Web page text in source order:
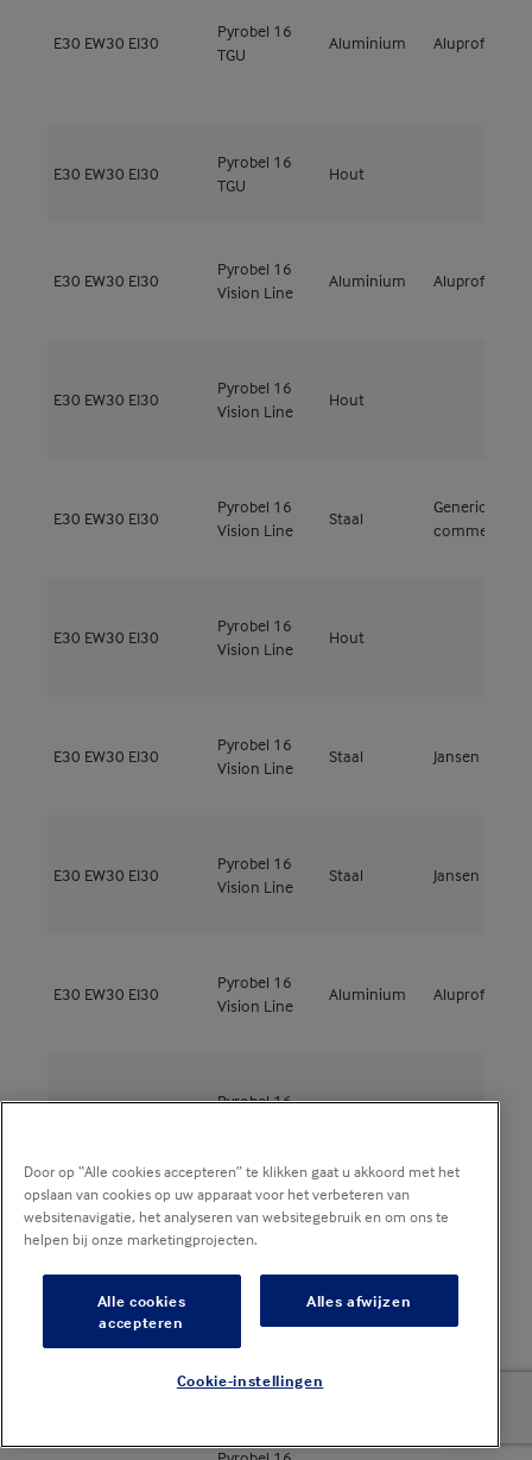
E30 EW30 EI30
Pyrobel 16
TGU
Aluminium Aluprof
E30 EW30 EI30
Pyrobel 16
TGU
Hout
E30 EW30 EI30
Pyrobel 16
Vision Line
Aluminium Aluprof
E30 EW30 EI30
Pyrobel 16
Vision Line
Hout
E30 EW30 EI30
Pyrobel 16
Vision Line
Staal
Generic-
commerce
E30 EW30 EI30
Pyrobel 16
Vision Line
Hout
E30 EW30 EI30
Pyrobel 16
Vision Line
Staal Jansen
E30 EW30 EI30
Pyrobel 16
Vision Line
Staal Jansen
E30 EW30 EI30
Pyrobel 16
Vision Line
Aluminium Aluprof
Pyrobel 16
E30 EW30 EI30
Pyrobel 16
Vision Line
E30EW30EI30
Door op “Alle cookies accepteren” te klikken gaat u akkoord met het
opslaan van cookies op uw apparaat voor het verbeteren van
websitenavigatie, het analyseren van websitegebruik en om ons te
helpen bij onze marketingprojecten.
Alle cookies
accepteren
Alles afwijzen
Cookie-instellingen